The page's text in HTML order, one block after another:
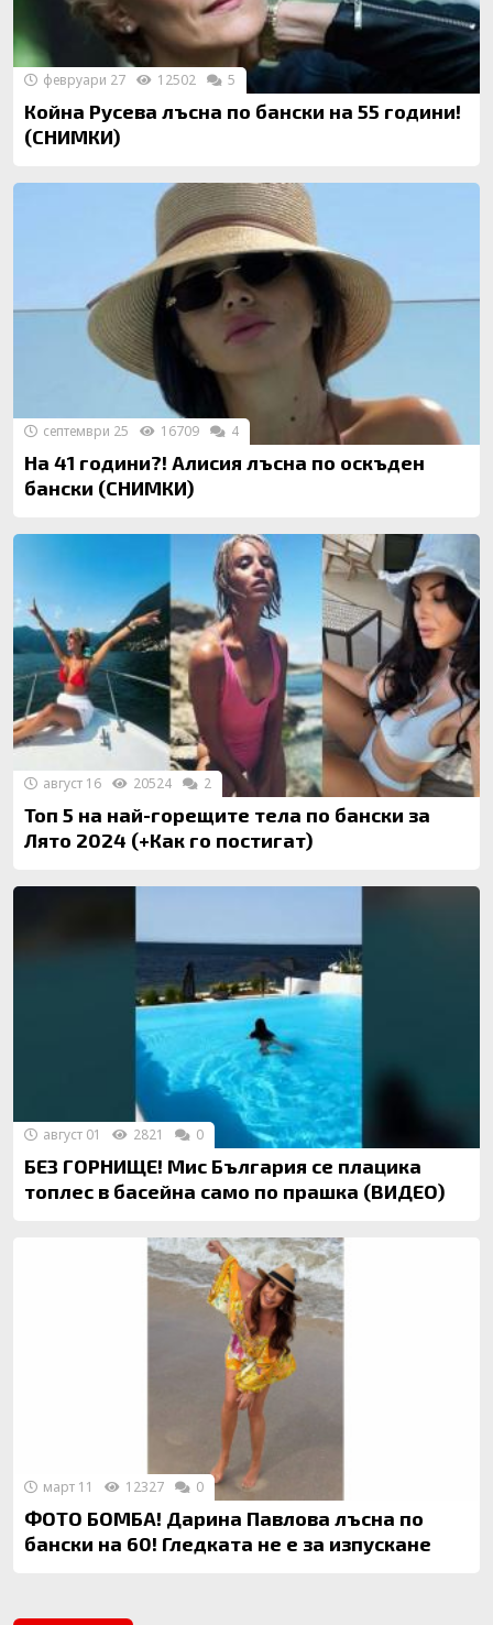
Койна Русева лъсна по бански на 55 години!
(СНИМКИ)
февруари 27 12502 5
На 41 години?! Алисия лъсна по оскъден
бански (СНИМКИ)
септември 25 16709 4
Топ 5 на най-горещите тела по бански за
Лято 2024 (+Как го постигат)
август 16 20524 2
БЕЗ ГОРНИЩЕ! Мис България се плацика
топлес в басейна само по прашка (ВИДЕО)
август 01 2821 0
ФОТО БОМБА! Дарина Павлова лъсна по
бански на 60! Гледката не е за изпускане
март 11 12327 0